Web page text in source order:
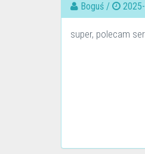
Boguś /
super, polecam